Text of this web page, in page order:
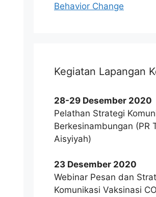
Behavior Change
Kegiatan Lapangan
28-29 Desember 2020
Pelathan Strategi
Berkesinambungan (PR
Aisyiyah)
23 Desember 2020
Webinar Pesan dan
Komunikasi Vaksinasi